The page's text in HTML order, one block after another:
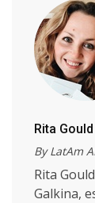
Rita Gould
By LatAm
Rita
Galkina,